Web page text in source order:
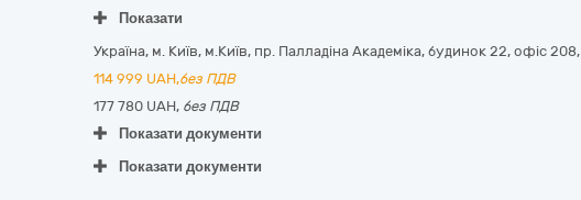
Показати
Україна, м. Київ, м.Київ, пр. Палладіна Академіка, будинок 22, офіс 208,
114 999 UAH,без ПДВ
177 780 UAH, без ПДВ
Показати документи
Показати документи